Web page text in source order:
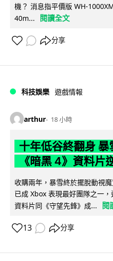
機？ 消息指平價版 WH-
40m...
閱讀全文
分享
科技娛樂 遊戲情報
arthur 18 小時
十年低谷終翻身
《暗黑 4》資料片
收購兩年，暴雪終於擺脫動視
已成 Xbox 表現最好團隊之一
資料片同《守望先鋒》成...
閱
13 分享